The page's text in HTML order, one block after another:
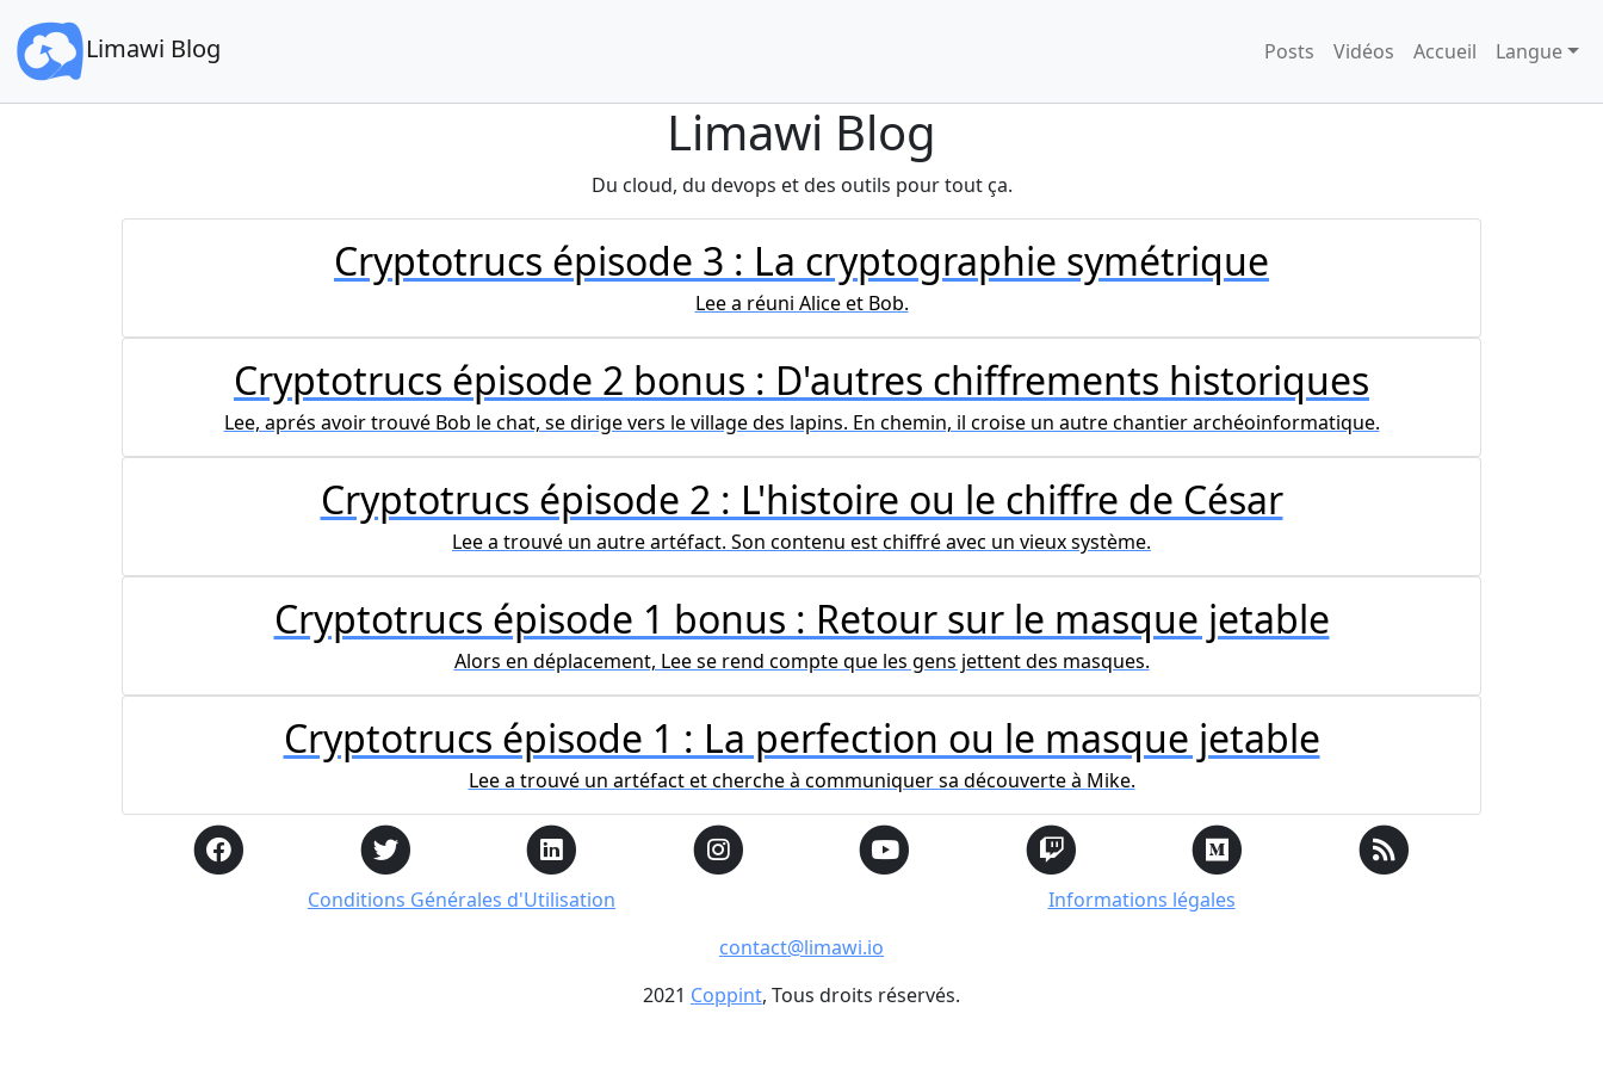
Limawi Blog Posts Vidéos Accueil Langue
Limawi Blog
Du cloud, du devops et des outils pour tout ça.
Cryptotrucs épisode 3 : La cryptographie symétrique
Lee a réuni Alice et Bob.
Cryptotrucs épisode 2 bonus : D'autres chiffrements historiques
Lee, aprés avoir trouvé Bob le chat, se dirige vers le village des lapins. En chemin, il croise un autre chantier archéoinformatique.
Cryptotrucs épisode 2 : L'histoire ou le chiffre de César
Lee a trouvé un autre artéfact. Son contenu est chiffré avec un vieux système.
Cryptotrucs épisode 1 bonus : Retour sur le masque jetable
Alors en déplacement, Lee se rend compte que les gens jettent des masques.
Cryptotrucs épisode 1 : La perfection ou le masque jetable
Lee a trouvé un artéfact et cherche à communiquer sa découverte à Mike.
Conditions Générales d'Utilisation
Informations légales
contact@limawi.io
2021 Coppint, Tous droits réservés.